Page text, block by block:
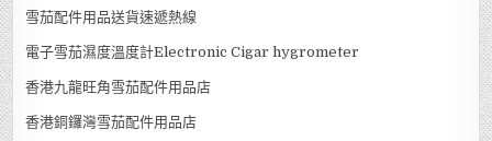
雪茄配件用品送貨速遞熱線
電子雪茄濕度溫度計Electronic Cigar hygrometer
香港九龍旺角雪茄配件用品店
香港銅鑼灣雪茄配件用品店